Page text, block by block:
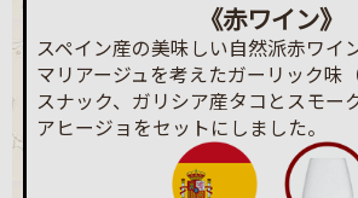
《赤ワイン》
スペイン産の美味しい自然派赤ワイ
マリアージュを考えたガーリック味
スナック、ガリシア産タコとスモー
アヒージョをセットにしました。